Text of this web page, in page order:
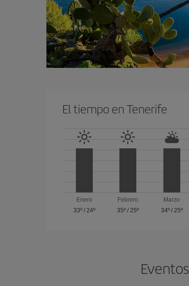
El tiempo en Tenerife
Enero
33º/ 24º
Febrero
35º /25º
Marzo
34º/ 25º